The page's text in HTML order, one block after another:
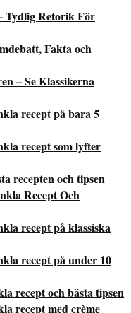
Tydlig Retorik För
Fakta och
– Se Klassikerna
recept på bara 5
recept som lyfter
recepten och tipsen
Recept Och
recept på klassiska
recept på under 10
recept och bästa tipsen
recept med crème